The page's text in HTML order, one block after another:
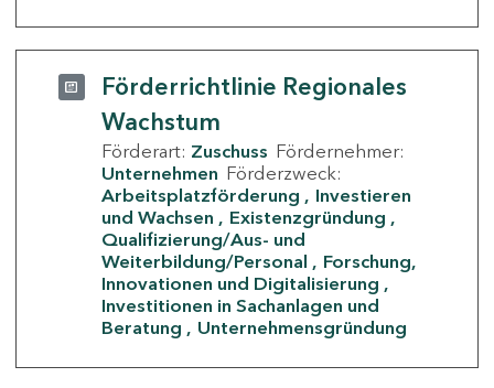
Förderrichtlinie Regionales
Wachstum
Förderart: Zuschuss Fördernehmer:
Unternehmen Förderzweck:
Arbeitsplatzförderung
Investieren
und Wachsen
Existenzgründung
Qualifizierung/Aus- und
Weiterbildung/Personal
Forschung,
Innovationen und Digitalisierung
Investitionen in Sachanlagen und
Beratung
Unternehmensgründung